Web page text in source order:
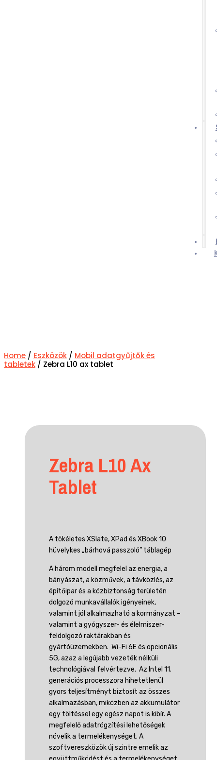
Home / Eszközök / Mobil adatgyűjtők és
tabletek / Zebra L10 ax tablet
Zebra L10 Ax
Tablet
A tökéletes XSlate, XPad és XBook 10
hüvelykes „bárhová passzoló” táblagép
A három modell megfelel az energia, a
bányászat, a közművek, a távközlés, az
építőipar és a közbiztonság területén
dolgozó munkavállalók igényeinek,
valamint jól alkalmazható a kormányzat –
valamint a gyógyszer- és élelmiszer-
feldolgozó raktárakban és
gyártóüzemekben. Wi-Fi 6E és opcionális
5G, azaz a legújabb vezeték nélküli
technológiával felvértezve. Az Intel 11.
generációs processzora hihetetlenül
gyors teljesítményt biztosít az összes
alkalmazásban, miközben az akkumulátor
egy töltéssel egy egész napot is kibír. A
megfelelő adatrögzítési lehetőségek
növelik a termelékenységet. A
szoftvereszközök új szintre emelik az